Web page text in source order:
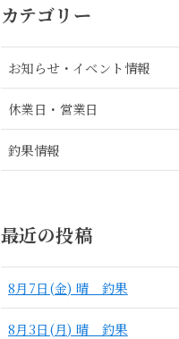
カテゴリー
お知らせ・イベント情報
休業日・営業日
釣果情報
最近の投稿
8月7日(金) 晴 釣果
8月3日(月) 晴 釣果